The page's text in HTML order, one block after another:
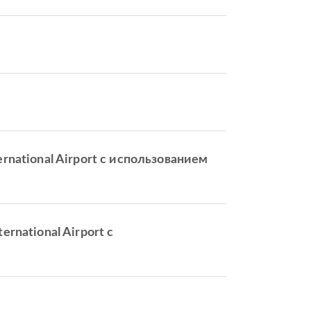
Airport с использованием
Airport с